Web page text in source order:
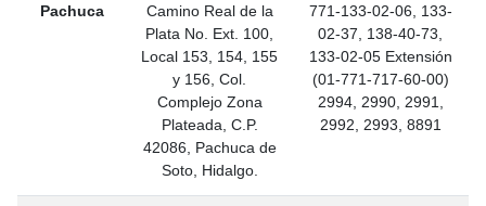
Pachuca
Camino Real de la
Plata No. Ext. 100,
Local 153, 154, 155
y 156, Col.
Complejo Zona
Plateada, C.P.
42086, Pachuca de
Soto, Hidalgo.
771-133-02-06, 133-
02-37, 138-40-73,
133-02-05 Extensión
(01-771-717-60-00)
2994, 2990, 2991,
2992, 2993, 8891